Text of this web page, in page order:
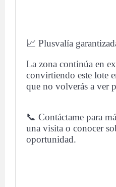
📈 Plusvalía
La zona continúa en
convirtiendo este lote
que no volverás a ver
📞 Contáctame para
una visita o conocer
oportunidad.